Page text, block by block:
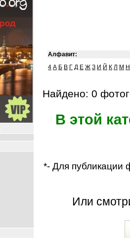
Алфавит:
4 А Б В Г Д Е Ж З И Й К Л М Н
Найдено: 0
В этой
*- Для публикации
Или